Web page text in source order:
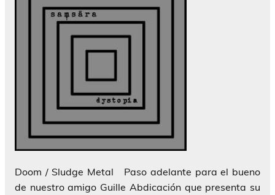
Doom / Sludge Metal Paso adelante para el bueno
de nuestro amigo Guille Abdicación que presenta su